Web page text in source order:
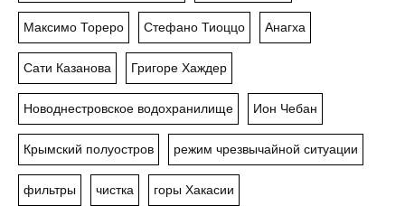
Максимо Тореро Стефано Тиоццо Анагха
Сати Казанова Григоре Хаждер
Новоднестровское водохранилище Ион Чебан
Крымский полуостров режим чрезвычайной ситуации
фильтры чистка горы Хакасии